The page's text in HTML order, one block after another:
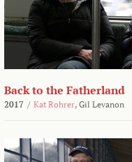
Back to the Fatherland
2017 / Kat Rohrer, Gil Levanon